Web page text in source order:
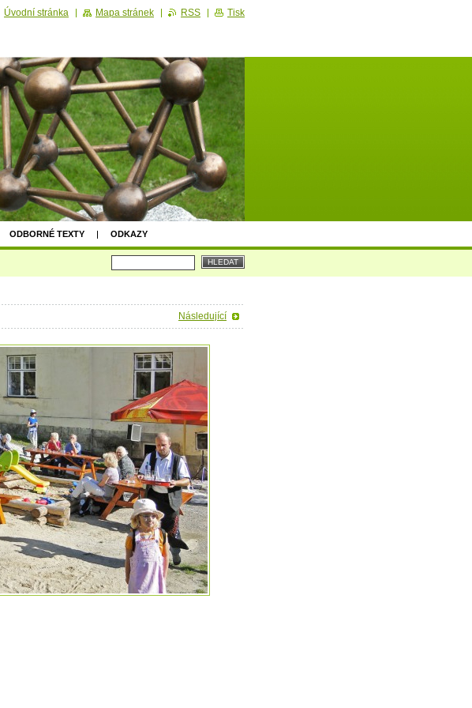
ODBORNÉ TEXTY ODKAZY
Následující
Úvodní stránka Mapa stránek RSS Tisk